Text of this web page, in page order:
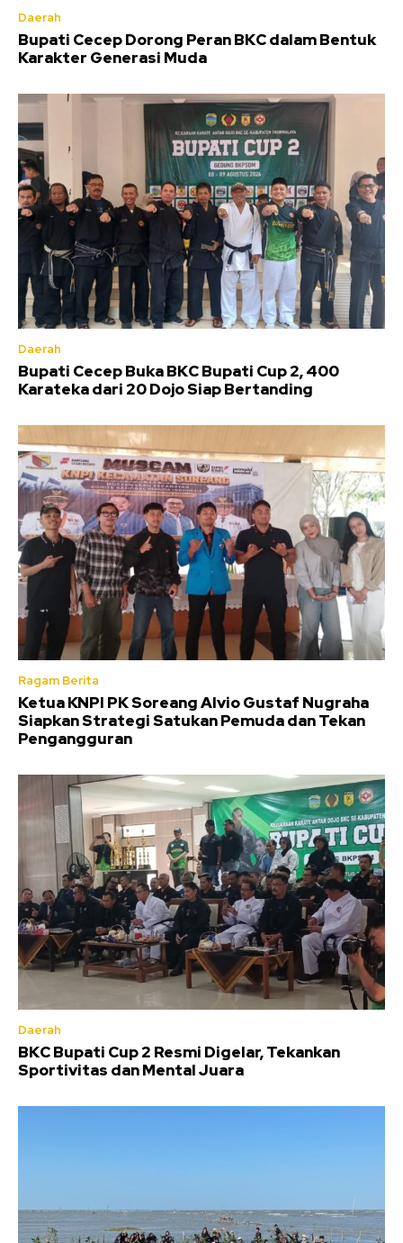
Daerah
Bupati Cecep Dorong Peran BKC dalam Bentuk
Karakter Generasi Muda
Daerah
Bupati Cecep Buka BKC Bupati Cup 2, 400
Karateka dari 20 Dojo Siap Bertanding
Ragam Berita
Ketua KNPI PK Soreang Alvio Gustaf Nugraha
Siapkan Strategi Satukan Pemuda dan Tekan
Pengangguran
Daerah
BKC Bupati Cup 2 Resmi Digelar, Tekankan
Sportivitas dan Mental Juara